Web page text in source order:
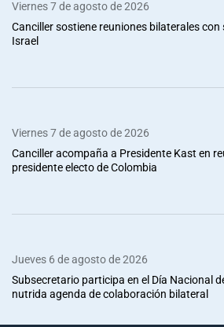
Viernes 7 de agosto de 2026
Canciller sostiene reuniones bilaterales con
Israel
Viernes 7 de agosto de 2026
Canciller acompaña a Presidente Kast en
presidente electo de Colombia
Jueves 6 de agosto de 2026
Subsecretario participa en el Día Nacional
nutrida agenda de colaboración bilateral